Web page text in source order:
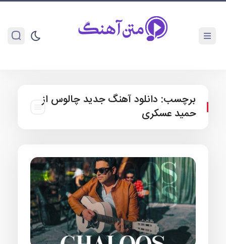
برچسب: دانلود آهنگ جدید چالوس از
حمید عسکری